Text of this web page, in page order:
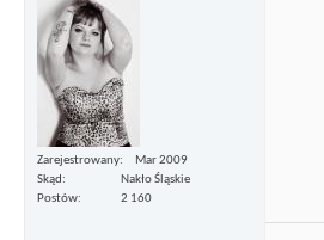
Zarejestrowany
Mar 2009
Skąd
Nakło Śląskie
Postów
2 160